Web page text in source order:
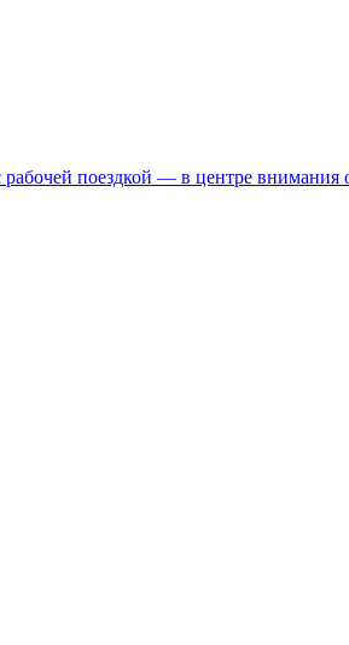
поездкой — в центре